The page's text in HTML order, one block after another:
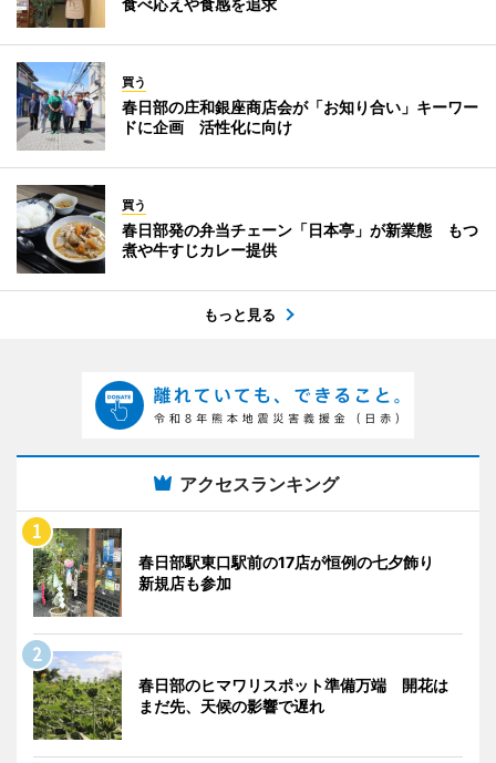
買う
春日部の庄和銀座商店会が「お知り合い」キーワー
ドに企画 活性化に向け
買う
春日部発の弁当チェーン「日本亭」が新業態 もつ
煮や牛すじカレー提供
もっと見る
アクセスランキング
春日部駅東口駅前の17店が恒例の七夕飾り
新規店も参加
春日部のヒマワリスポット準備万端 開花は
まだ先、天候の影響で遅れ